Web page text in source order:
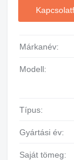
Márkanév:
Modell:
Típus:
Gyártási év:
Saját tömeg: